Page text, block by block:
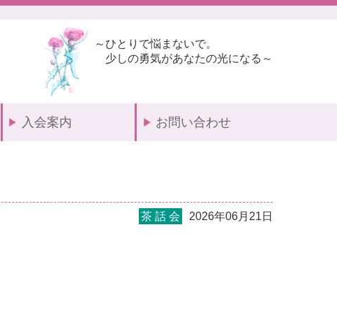
～ひとりで悩まないで。
少しの勇気があなたの光になる～
入会案内 お問い合わせ
茶 話 会 2026年06月21日